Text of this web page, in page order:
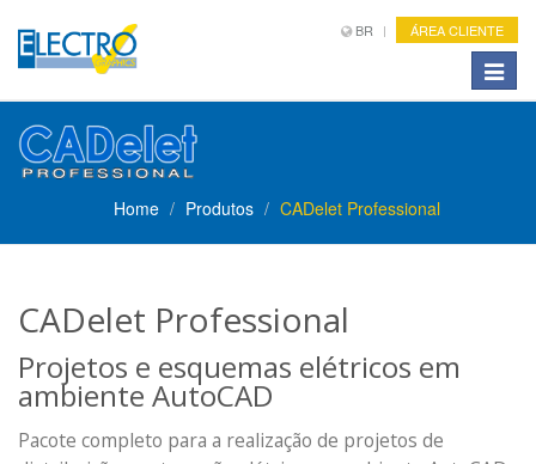
BR ÁREA CLIENTE
Toggle
Home Produtos CADelet Professional
CADelet Professional
Projetos e esquemas elétricos em
ambiente AutoCAD
Pacote completo para a realização de projetos de